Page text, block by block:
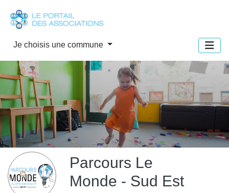
Je choisis une commune
Parcours Le
Monde - Sud Est